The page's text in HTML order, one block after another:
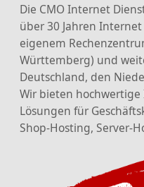
Die CMO Internet
über 30 Jahren
eigenem
Württemberg) und
Deutschland, den
Wir bieten hochwertige
Lösungen für
Shop-Hosting, Server-